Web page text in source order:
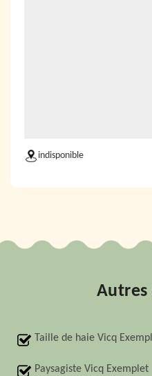
indisponible
Autres
Taille de haie Vicq
Paysagiste Vicq Exemplet